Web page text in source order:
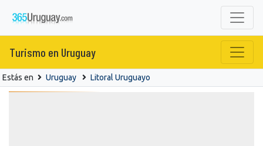
Turismo en Uruguay
Estás en Uruguay Litoral Uruguayo